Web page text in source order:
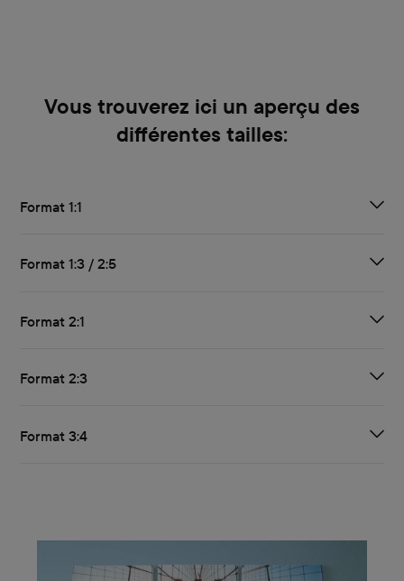
Vous trouverez ici un aperçu des
différentes tailles:
Format 1:1
Format 1:3 / 2:5
Format 2:1
Format 2:3
Format 3:4